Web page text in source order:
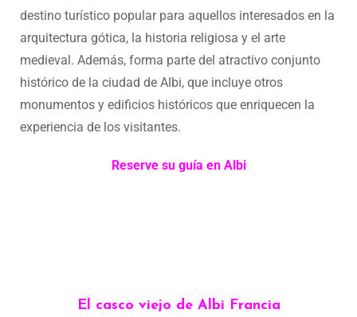
destino turístico popular para aquellos interesados en la
arquitectura gótica, la historia religiosa y el arte
medieval. Además, forma parte del atractivo conjunto
histórico de la ciudad de Albi, que incluye otros
monumentos y edificios históricos que enriquecen la
experiencia de los visitantes.
Reserve su guía en Albi
El casco viejo de Albi Francia